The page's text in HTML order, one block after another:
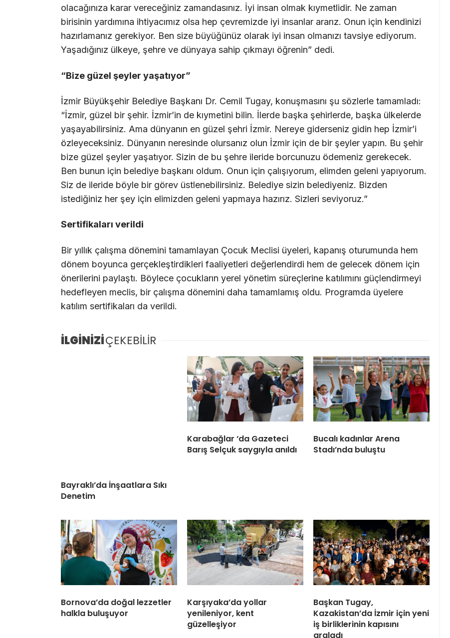
olacağınıza karar vereceğiniz zamandasınız. İyi insan olmak kıymetlidir. Ne zaman
birisinin yardımına ihtiyacımız olsa hep çevremizde iyi insanlar ararız. Onun için kendinizi
hazırlamanız gerekiyor. Ben size büyüğünüz olarak iyi insan olmanızı tavsiye ediyorum.
Yaşadığınız ülkeye, şehre ve dünyaya sahip çıkmayı öğrenin” dedi.
“Bize güzel şeyler yaşatıyor”
İzmir Büyükşehir Belediye Başkanı Dr. Cemil Tugay, konuşmasını şu sözlerle tamamladı:
“İzmir, güzel bir şehir. İzmir’in de kıymetini bilin. İlerde başka şehirlerde, başka ülkelerde
yaşayabilirsiniz. Ama dünyanın en güzel şehri İzmir. Nereye giderseniz gidin hep İzmir’i
özleyeceksiniz. Dünyanın neresinde olursanız olun İzmir için de bir şeyler yapın. Bu şehir
bize güzel şeyler yaşatıyor. Sizin de bu şehre ileride borcunuzu ödemeniz gerekecek.
Ben bunun için belediye başkanı oldum. Onun için çalışıyorum, elimden geleni yapıyorum.
Siz de ileride böyle bir görev üstlenebilirsiniz. Belediye sizin belediyeniz. Bizden
istediğiniz her şey için elimizden geleni yapmaya hazırız. Sizleri seviyoruz.”
Sertifikaları verildi
Bir yıllık çalışma dönemini tamamlayan Çocuk Meclisi üyeleri, kapanış oturumunda hem
dönem boyunca gerçekleştirdikleri faaliyetleri değerlendirdi hem de gelecek dönem için
önerilerini paylaştı. Böylece çocukların yerel yönetim süreçlerine katılımını güçlendirmeyi
hedefleyen meclis, bir çalışma dönemini daha tamamlamış oldu. Programda üyelere
katılım sertifikaları da verildi.
İLGİNİZİÇEKEBİLİR
Bayraklı’da İnşaatlara Sıkı
Denetim
Karabağlar ‘da Gazeteci
Barış Selçuk saygıyla anıldı
Bucalı kadınlar Arena
Stadı’nda buluştu
Bornova’da doğal lezzetler
halkla buluşuyor
Karşıyaka’da yollar
yenileniyor, kent
güzelleşiyor
Başkan Tugay,
Kazakistan’da İzmir için yeni
iş birliklerinin kapısını
araladı